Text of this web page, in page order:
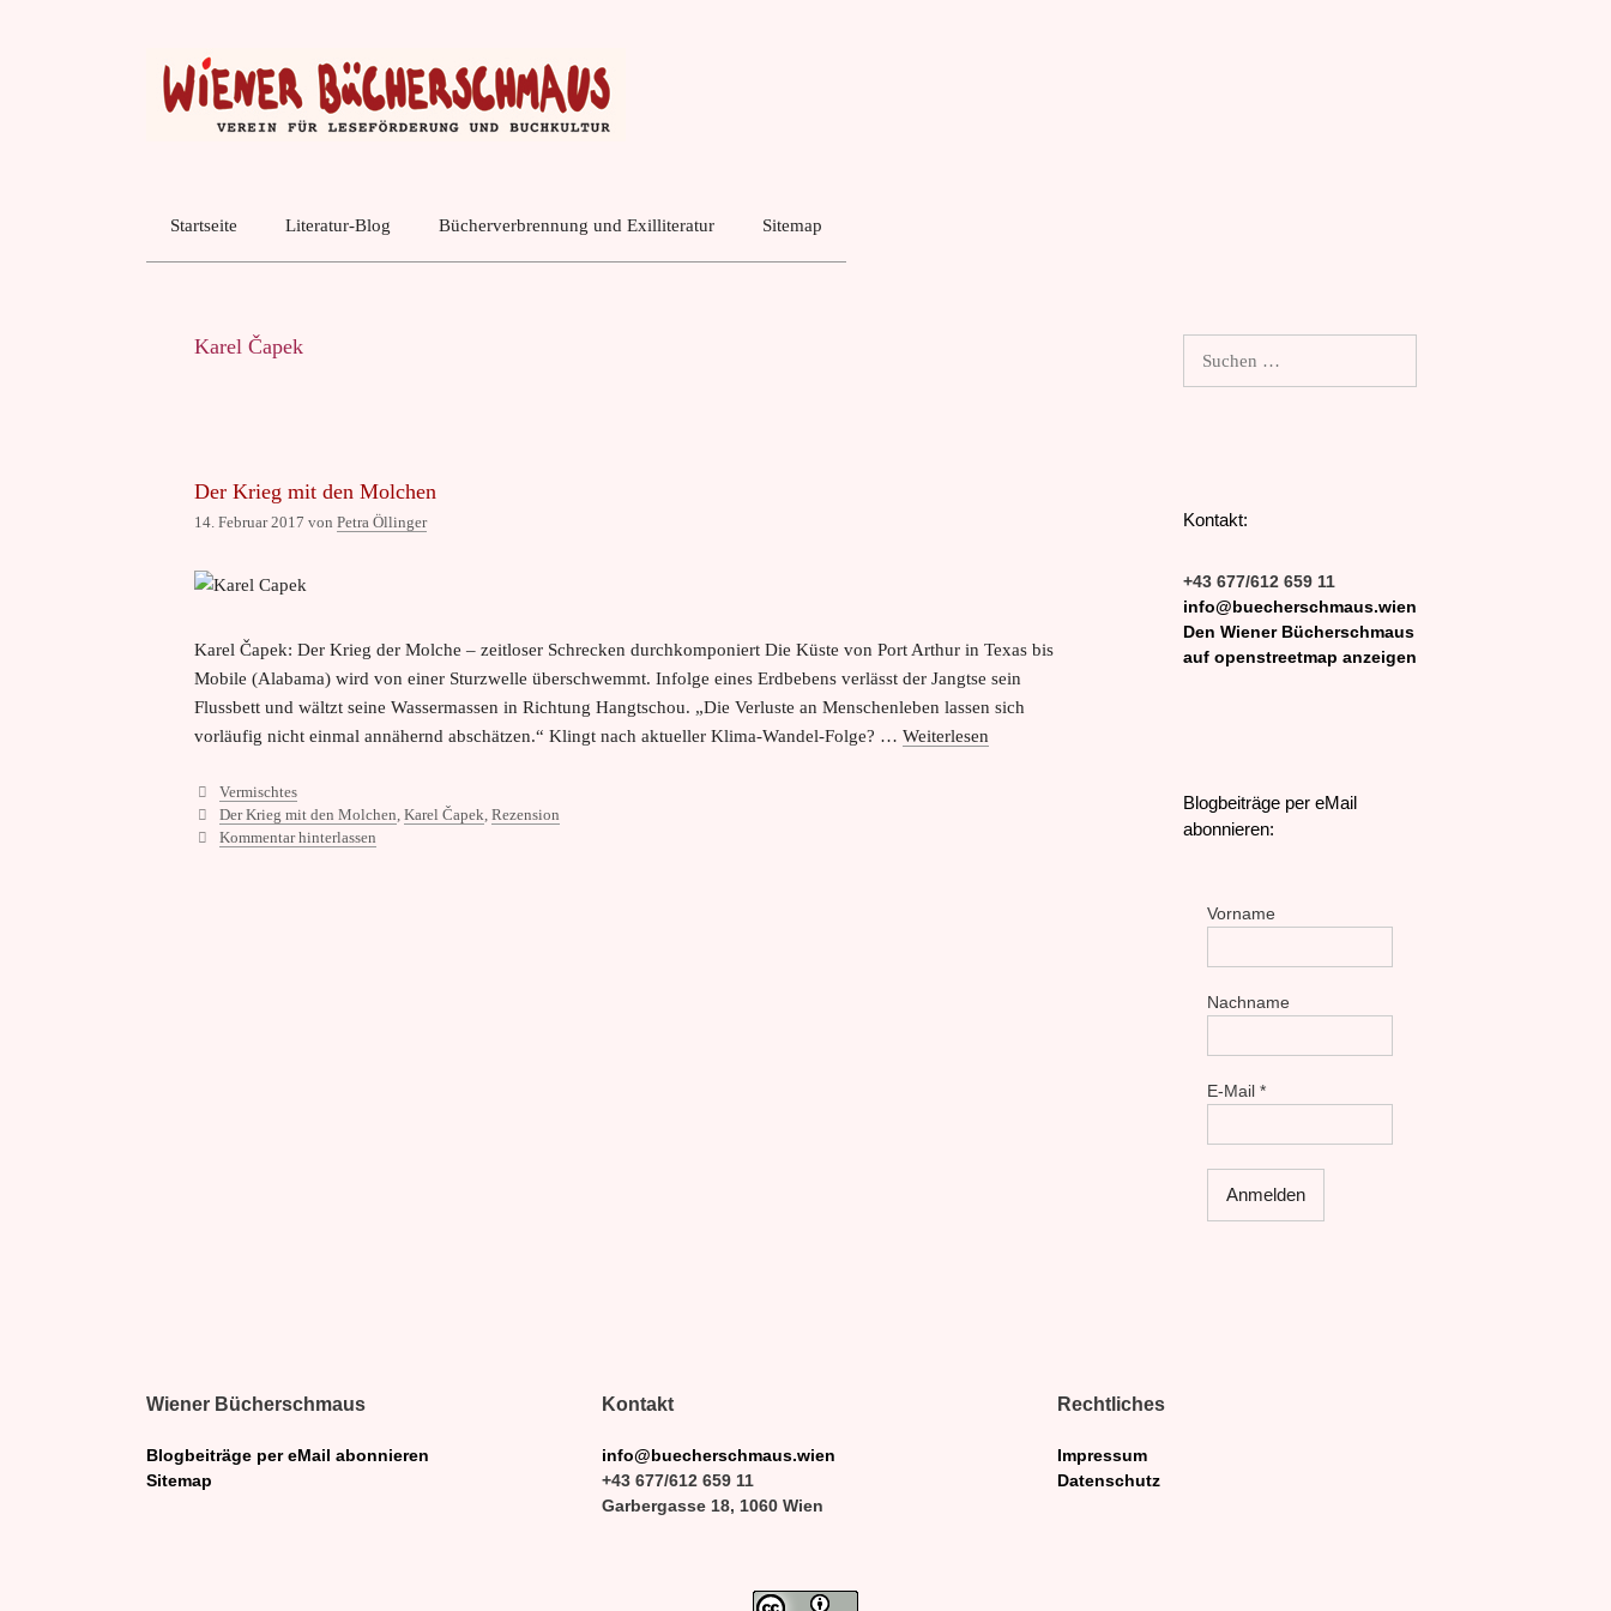
Startseite Literatur-Blog Bücherverbrennung und Exilliteratur Sitemap
Karel Čapek
Der Krieg mit den Molchen
14. Februar 2017 von Petra Öllinger
Karel Čapek: Der Krieg der Molche – zeitloser Schrecken durchkomponiert Die Küste von Port Arthur in Texas bis
Mobile (Alabama) wird von einer Sturzwelle überschwemmt. Infolge eines Erdbebens verlässt der Jangtse sein
Flussbett und wältzt seine Wassermassen in Richtung Hangtschou. „Die Verluste an Menschenleben lassen sich
vorläufig nicht einmal annähernd abschätzen.“ Klingt nach aktueller Klima-Wandel-Folge? … Weiterlesen
Kategorien
Vermischtes
Schlagwörter
Der Krieg mit den Molchen, Karel Čapek, Rezension
Kommentar hinterlassen
nach:
Kontakt:
+43 677/612 659 11
info@buecherschmaus.wien
Den Wiener Bücherschmaus
auf openstreetmap anzeigen
Blogbeiträge per eMail
abonnieren:
Vorname
Nachname
E-Mail *
Wiener Bücherschmaus
Blogbeiträge per eMail abonnieren
Sitemap
Kontakt
info@buecherschmaus.wien
+43 677/612 659 11
Garbergasse 18, 1060 Wien
Rechtliches
Impressum
Datenschutz